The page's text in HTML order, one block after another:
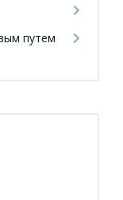
путем